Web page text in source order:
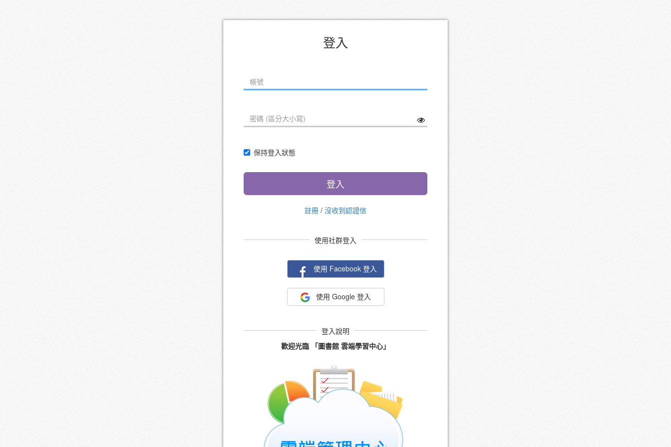
登入
保持登入狀態
登入
註冊 / 沒收到認證信
使用社群登入
使用 Facebook 登入
使用 Google 登入
登入說明
歡迎光臨 「圖書館 雲端學習中心」